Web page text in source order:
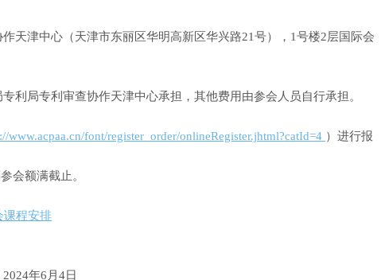
天津中心（天津市东丽区华明高新区华兴路21号），1号楼2层国际会
利局专利审查协作天津中心承担，其他费用由参会人员自行承担。
www.acpaa.cn/font/register_order/onlineRegister.jhtml?catId=4 ）进行报
会额满截止。
课程安排
年6月4日